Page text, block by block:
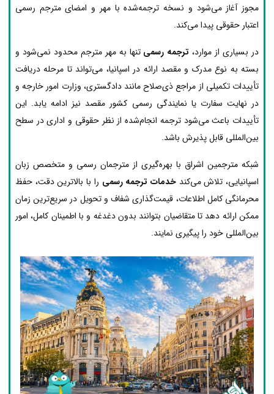
مجوز آغاز می‌شود و نسخه ترجمه‌شده با مهر و امضای مترجم رسمی
اعتبار حقوقی پیدا می‌کند.
در بسیاری از موارد، ترجمه رسمی تنها به مهر مترجم محدود نمی‌شود و
بسته به نوع مدرک و مقصد ارائه در اسپانیا، می‌تواند تا مرحله دریافت
تأییدات تکمیلی از مراجع ذی‌صلاح مانند دادگستری، وزارت امور خارجه و
در نهایت سفارت یا نمایندگی رسمی کشور مقصد نیز ادامه یابد. این
تأییدات باعث می‌شود ترجمه انجام‌شده از نظر حقوقی و اداری در سطح
بین‌المللی قابل پذیرش باشد.
شبکه مترجمین اشراق با بهره‌گیری از مترجمان رسمی و متخصص زبان
اسپانیایی، تلاش می‌کندخدمات ترجمه رسمی را با بالاترین دقت، حفظ
محرمانگی کامل اطلاعات، قیمت‌گذاری شفاف و تحویل در سریع‌ترین زمان
ممکن ارائه دهد تا متقاضیان بتوانند بدون دغدغه و با اطمینان کامل، امور
بین‌المللی خود را پیگیری نمایند.